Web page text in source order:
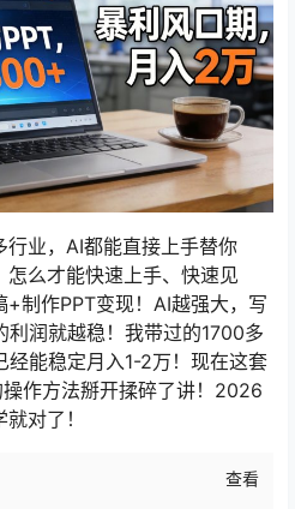
业，AI都能直接上手替你
么才能快速上手、快速见
制作PPT变现！AI越强大，写
润就越稳！我带过的1700多
经能稳定月入1-2万！现在这套
作方法掰开揉碎了讲！2026
对了！
查看